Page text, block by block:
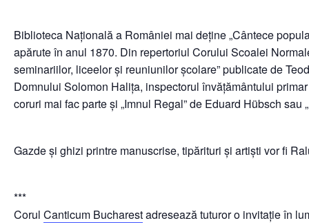
Biblioteca Națională a României mai deţine „Cântece
apărute în anul 1870. Din repertoriul Corului Scoalei
seminariilor, liceelor şi reuniunilor şcolare” publicate de
Domnului Solomon Haliţa, inspectorul învăţământului
coruri mai fac parte şi „Imnul Regal” de Eduard Hübsch sau
Gazde și ghizi printre manuscrise, tipărituri și artiști vor fi
***
Corul Canticum Bucharestadresează tuturor o invitație în